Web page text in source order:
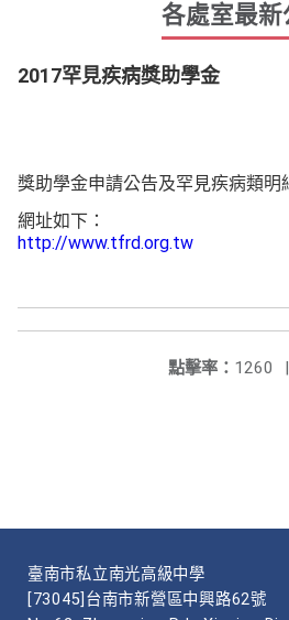
各處室最新
2017罕見疾病獎助學金
獎助學金申請公告及罕見疾病類明
網址如下：
http://www.tfrd.org.tw
點擊率： 1260 |
臺南市私立南光高級中學
[73045]台南市新營區中興路62號